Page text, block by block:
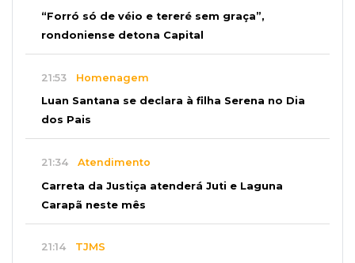
“Forró só de véio e tereré sem graça”,
rondoniense detona Capital
21:53 Homenagem
Luan Santana se declara à filha Serena no Dia
dos Pais
21:34 Atendimento
Carreta da Justiça atenderá Juti e Laguna
Carapã neste mês
21:14 TJMS